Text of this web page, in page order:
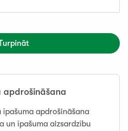
apdrošināšana
īpašuma apdrošināšana
un īpašuma aizsardzību